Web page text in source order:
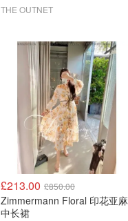
THE OUTNET
£213.00 £850.00
Zimmermann Floral 印花亚麻
中长裙